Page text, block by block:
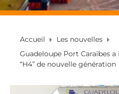
Accueil
Les nouvelles
Guadeloupe Port Caraïbes
“H4” de nouvelle génération